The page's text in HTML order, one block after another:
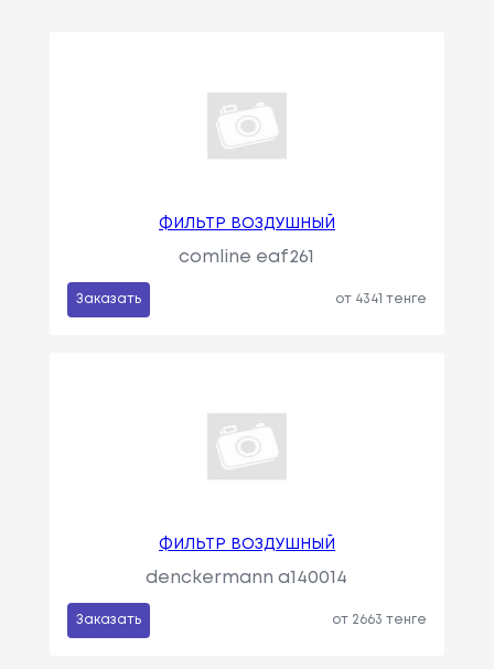
ФИЛЬТР ВОЗДУШНЫЙ
comline eaf261
Заказать от 4341 тенге
ФИЛЬТР ВОЗДУШНЫЙ
denckermann a140014
Заказать от 2663 тенге